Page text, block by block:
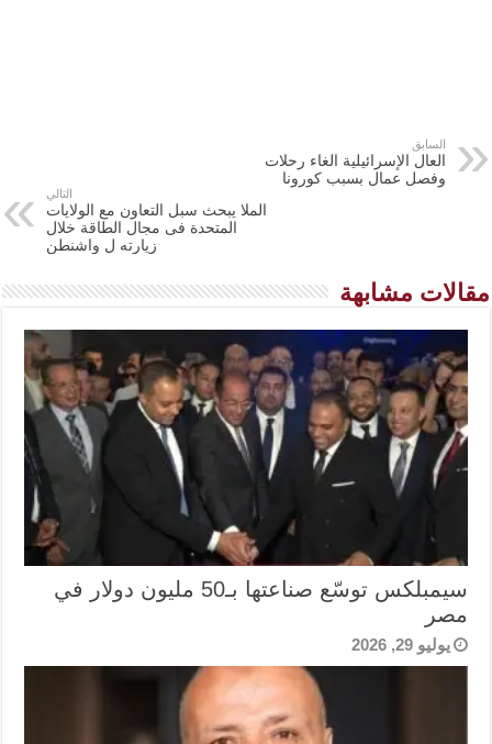
السابق
العال الإسرائيلية الغاء رحلات
وفصل عمال بسبب كورونا
التالي
الملا يبحث سبل التعاون مع الولايات
المتحدة فى مجال الطاقة خلال
زيارته ل واشنطن
مقالات مشابهة
سيمبلكس توسّع صناعتها بـ50 مليون دولار في
مصر
يوليو 29, 2026